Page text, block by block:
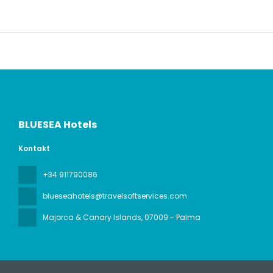
BLUESEA Hotels
Kontakt
+34 911790086
blueseahotels@travelsoftservices.com
Majorca & Canary Islands, 07009 - Palma